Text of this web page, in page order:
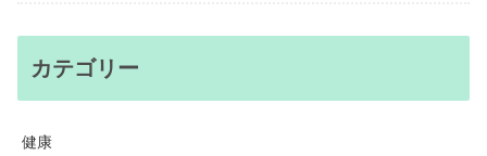
カテゴリー
健康